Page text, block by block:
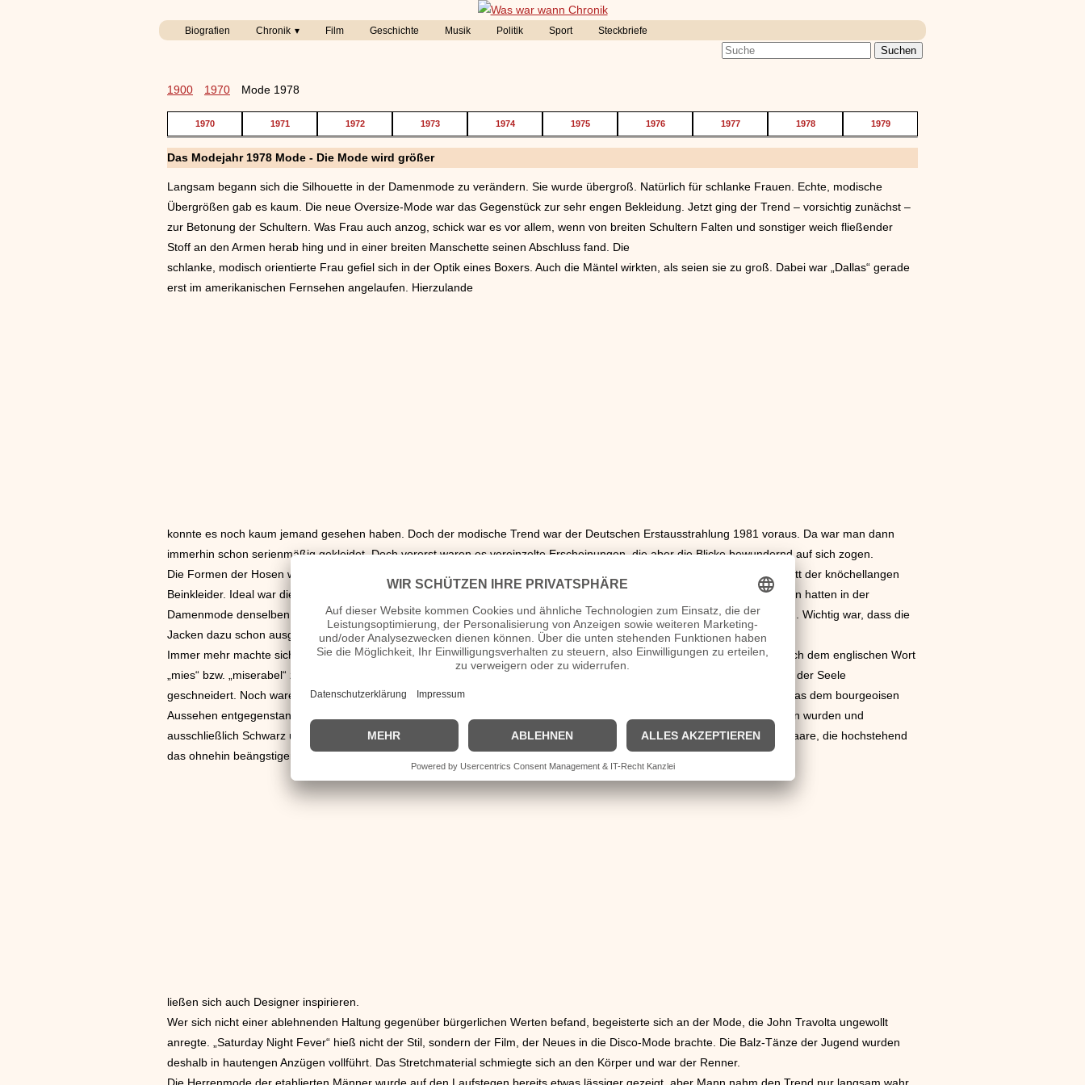
Biografien Chronik Film Geschichte Musik Politik Sport Steckbriefe
1900 1970 Mode 1978
1970 1971 1972 1973 1974 1975 1976 1977 1978 1979
Das Modejahr 1978 Mode - Die Mode wird größer
Langsam begann sich die Silhouette in der Damenmode zu verändern. Sie wurde übergroß. Natürlich für schlanke Frauen. Echte, modische
Übergrößen gab es kaum. Die neue Oversize-Mode war das Gegenstück zur sehr engen Bekleidung. Jetzt ging der Trend – vorsichtig zunächst –
zur Betonung der Schultern. Was Frau auch anzog, schick war es vor allem, wenn von breiten Schultern Falten und sonstiger weich fließender
Stoff an den Armen herab hing und in einer breiten Manschette seinen Abschluss fand. Die
schlanke, modisch orientierte Frau gefiel sich in der Optik eines Boxers. Auch die Mäntel wirkten, als seien sie zu groß. Dabei war „Dallas“ gerade
erst im amerikanischen Fernsehen angelaufen. Hierzulande
konnte es noch kaum jemand gesehen haben. Doch der modische Trend war der Deutschen Erstausstrahlung 1981 voraus. Da war man dann
immerhin schon serienmäßig gekleidet. Doch vorerst waren es vereinzelte Erscheinungen, die aber die Blicke bewundernd auf sich zogen.
Die Formen der Hosen wurden auch zusehends bequemer. Jedenfalls in der Hüfte. Bundfalten sorgten für den guten Schnitt der knöchellangen
Beinkleider. Ideal war diese Beinbetonung, wenn man dazu hochhackige Schuhe trug. Damit war die Eleganz perfekt. Hosen hatten in der
Damenmode denselben Stellenwert wie Röcke. Die konnten weit und folkloristisch sein oder dezent durch engere Schnitten. Wichtig war, dass die
Jacken dazu schon ausgepolsterte Schulterpartien aufwiesen.
Immer mehr machte sich der Trend aus London breit, der aus dem „Design“ des Untergrunds kam, ein brutaler Stil, der nach dem englischen Wort
„mies“ bzw. „miserabel“ zum Punk-Look wurde. Was die erwachsenen Gemüter schockierte, war den Jugendlichen wie aus der Seele
geschneidert. Noch waren es zaghafte Anfänge, aber es war zu erwarten, dass diese Mode um sich greifen würde. Alles, was dem bourgeoisen
Aussehen entgegenstand, war gerade richtig: zerfetzte Klamotten, die notdürftig mit übergroßen Sicherheitsnadeln gehalten wurden und
ausschließlich Schwarz und Grau in der Farbgebung meist lederner Kleidung. Besonderes Merkmal waren die gefärbten Haare, die hochstehend
das ohnehin beängstigende Aussehen komplettierten. Jungen und Mädchen folgten dem Trend. Von diesen Vorgaben
ließen sich auch Designer inspirieren.
Wer sich nicht einer ablehnenden Haltung gegenüber bürgerlichen Werten befand, begeisterte sich an der Mode, die John Travolta ungewollt
anregte. „Saturday Night Fever“ hieß nicht der Stil, sondern der Film, der Neues in die Disco-Mode brachte. Die Balz-Tänze der Jugend wurden
deshalb in hautengen Anzügen vollführt. Das Stretchmaterial schmiegte sich an den Körper und war der Renner.